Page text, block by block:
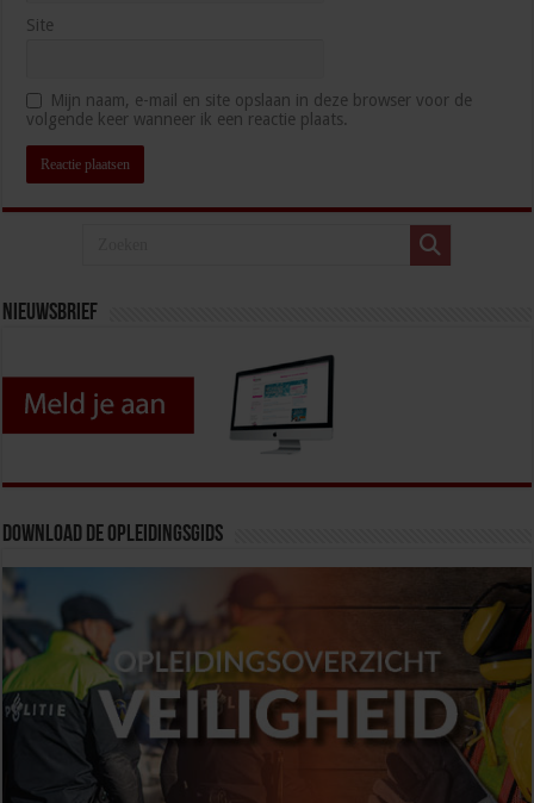
Site
Mijn naam, e-mail en site opslaan in deze browser voor de
volgende keer wanneer ik een reactie plaats.
Nieuwsbrief
Download de opleidingsgids